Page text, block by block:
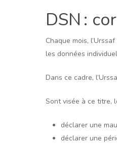
DSN :
Chaque mois,
les données
Dans ce cadre,
Sont visée à ce titre,
déclarer une
déclarer une